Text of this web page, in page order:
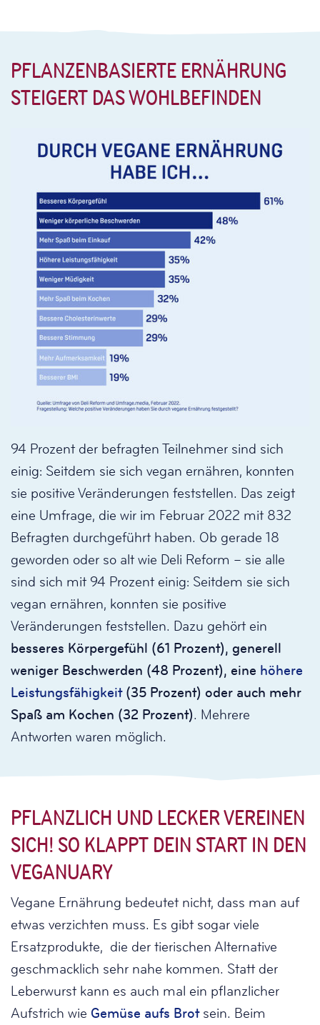
PFLANZENBASIERTE ERNÄHRUNG
STEIGERT DAS WOHLBEFINDEN
94 Prozent der befragten Teilnehmer sind sich
einig: Seitdem sie sich vegan ernähren, konnten
sie positive Veränderungen feststellen. Das zeigt
eine Umfrage, die wir im Februar 2022 mit 832
Befragten durchgeführt haben. Ob gerade 18
geworden oder so alt wie Deli Reform – sie alle
sind sich mit 94 Prozent einig: Seitdem sie sich
vegan ernähren, konnten sie positive
Veränderungen feststellen. Dazu gehört ein
besseres Körpergefühl (61 Prozent), generell
weniger Beschwerden (48 Prozent), eine höhere
Leistungsfähigkeit(35 Prozent) oder auch mehr
Spaß am Kochen (32 Prozent). Mehrere
Antworten waren möglich.
PFLANZLICH UND LECKER VEREINEN
SICH! SO KLAPPT DEIN START IN DEN
VEGANUARY
Vegane Ernährung bedeutet nicht, dass man auf
etwas verzichten muss. Es gibt sogar viele
Ersatzprodukte, die der tierischen Alternative
geschmacklich sehr nahe kommen. Statt der
Leberwurst kann es auch mal ein pflanzlicher
Aufstrich wie Gemüse aufs Brotsein. Beim